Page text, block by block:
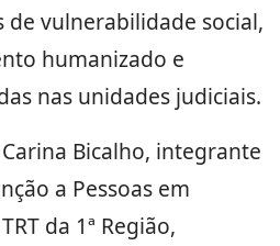
de vulnerabilidade social,
humanizado e
nas unidades judiciais.
Bicalho, integrante
a Pessoas em
da 1ª Região,